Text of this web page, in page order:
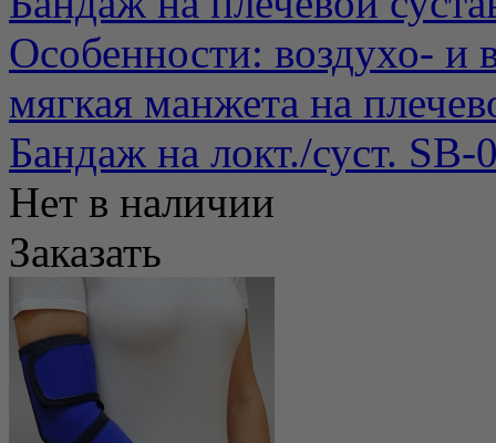
Особенности: воздухо- и
мягкая манжета на
Бандаж на локт./суст.
Нет в наличии
Заказать